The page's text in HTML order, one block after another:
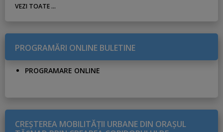
VEZI TOATE ...
PROGRAMĂRI ONLINE BULETINE
PROGRAMARE ONLINE
CREŞTEREA MOBILITĂŢII URBANE DIN ORAŞUL